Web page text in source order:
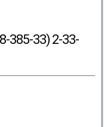
385-33) 2-33-